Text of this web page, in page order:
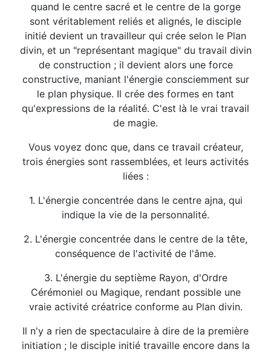
quand le centre sacré et le centre de la gorge
sont véritablement reliés et alignés, le disciple
initié devient un travailleur qui crée selon le Plan
divin, et un "représentant magique" du travail divin
de construction ; il devient alors une force
constructive, maniant l'énergie consciemment sur
le plan physique. Il crée des formes en tant
qu'expressions de la réalité. C'est là le vrai travail
de magie.
Vous voyez donc que, dans ce travail créateur,
trois énergies sont rassemblées, et leurs activités
liées :
1. L'énergie concentrée dans le centre ajna, qui
indique la vie de la personnalité.
2. L'énergie concentrée dans le centre de la tête,
conséquence de l'activité de l'âme.
3. L'énergie du septième Rayon, d'Ordre
Cérémoniel ou Magique, rendant possible une
vraie activité créatrice conforme au Plan divin.
Il n'y a rien de spectaculaire à dire de la première
initiation ; le disciple initié travaille encore dans la